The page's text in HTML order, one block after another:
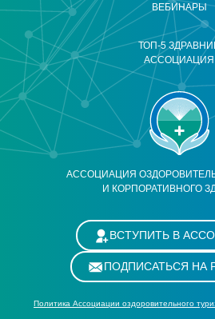
АССОЦИАЦИЯ
И КОРПОРАТИВНОГО
ВЕБИНАРЫ
ТОП-5
АССОЦИАЦИЯ
ВСТУПИТЬ В
ПОДПИСАТЬСЯ НА
Политика Ассоциации оздоровительного